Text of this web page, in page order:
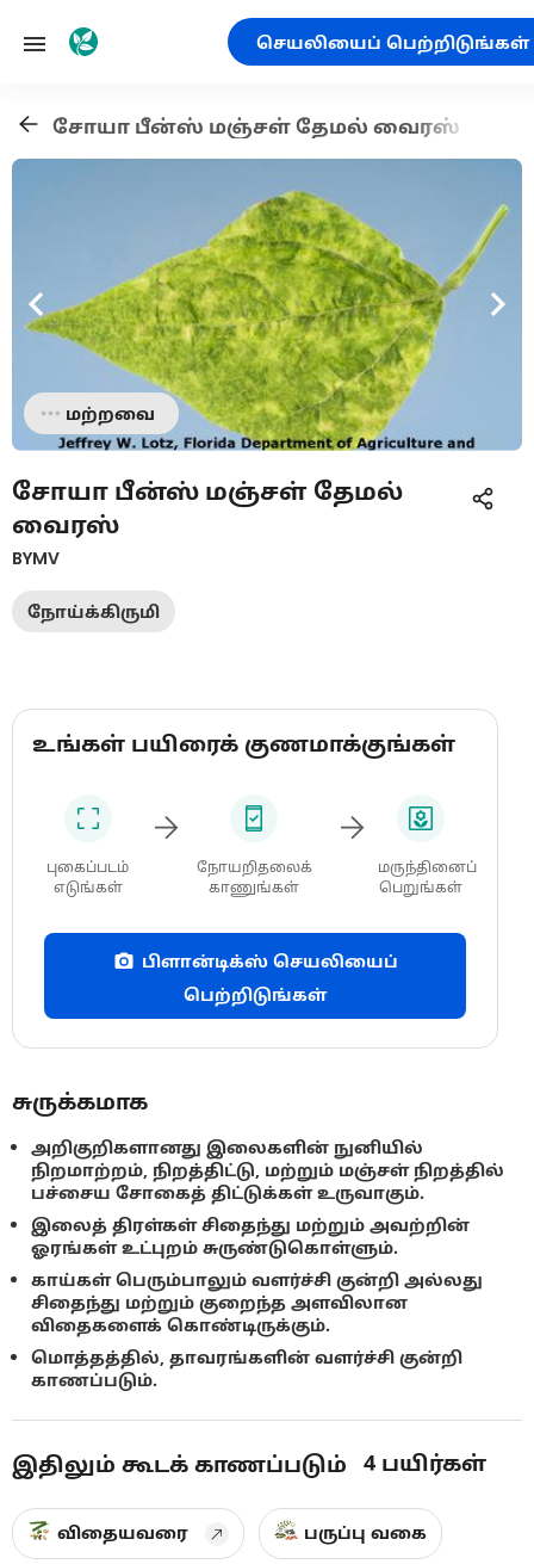
செயலியைப் பெற்றிடுங்கள்
சோயா பீன்ஸ் மஞ்சள் தேமல் வைரஸ்
மற்றவை
சோயா பீன்ஸ் மஞ்சள் தேமல்
வைரஸ்
BYMV
நோய்க்கிருமி
உங்கள் பயிரைக் குணமாக்குங்கள்
புகைப்படம்
எடுங்கள்
நோயறிதலைக்
காணுங்கள்
மருந்தினைப்
பெறுங்கள்
பிளான்டிக்ஸ் செயலியைப்
பெற்றிடுங்கள்
சுருக்கமாக
அறிகுறிகளானது இலைகளின் நுனியில்
நிறமாற்றம், நிறத்திட்டு, மற்றும் மஞ்சள் நிறத்தில்
பச்சைய சோகைத் திட்டுக்கள் உருவாகும்.
இலைத் திரள்கள் சிதைந்து மற்றும் அவற்றின்
ஓரங்கள் உட்புறம் சுருண்டுகொள்ளும்.
காய்கள் பெரும்பாலும் வளர்ச்சி குன்றி அல்லது
சிதைந்து மற்றும் குறைந்த அளவிலான
விதைகளைக் கொண்டிருக்கும்.
மொத்தத்தில், தாவரங்களின் வளர்ச்சி குன்றி
காணப்படும்.
இதிலும் கூடக் காணப்படும் 4 பயிர்கள்
விதையவரை பருப்பு வகை